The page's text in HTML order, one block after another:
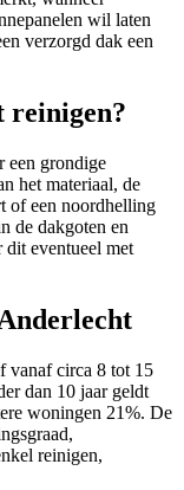
wil laten
verzorgd dak een
reinigen?
een grondige
het materiaal, de
of een noordhelling
de dakgoten en
eventueel met
vanaf circa 8 tot 15
dan 10 jaar geldt
woningen 21%. De
reinigen,